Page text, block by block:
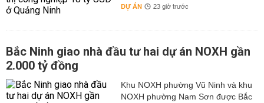
DỰ ÁN 23 giờ trước
Bắc Ninh giao nhà đầu tư hai dự án NOXH gần
2.000 tỷ đồng
Khu NOXH phường Vũ Ninh và khu
NOXH phường Nam Sơn được Bắc